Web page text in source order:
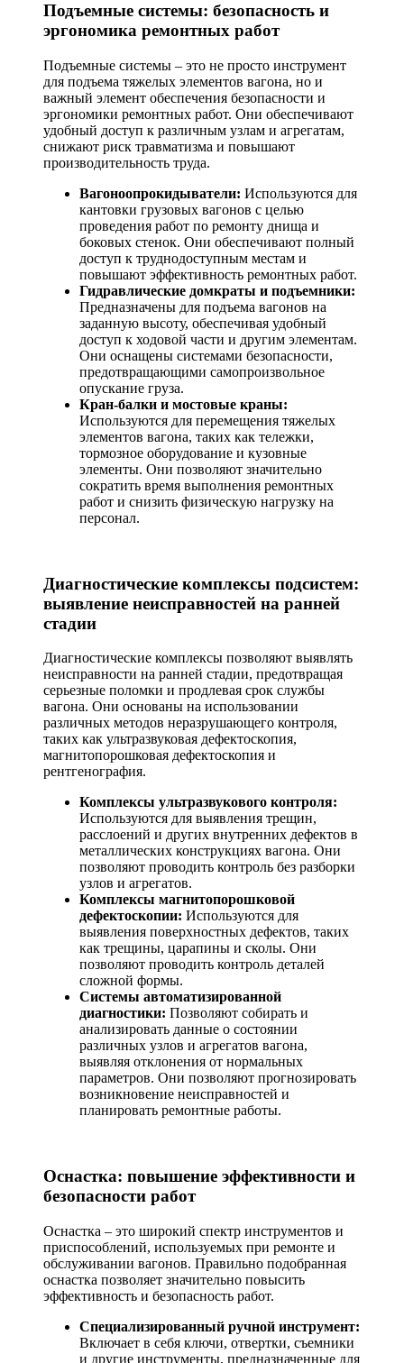
Подъемные системы: безопасность и
эргономика ремонтных работ
Подъемные системы – это не просто инструмент
для подъема тяжелых элементов вагона, но и
важный элемент обеспечения безопасности и
эргономики ремонтных работ. Они обеспечивают
удобный доступ к различным узлам и агрегатам,
снижают риск травматизма и повышают
производительность труда.
Вагоноопрокидыватели: Используются для
кантовки грузовых вагонов с целью
проведения работ по ремонту днища и
боковых стенок. Они обеспечивают полный
доступ к труднодоступным местам и
повышают эффективность ремонтных работ.
Гидравлические домкраты и подъемники:
Предназначены для подъема вагонов на
заданную высоту, обеспечивая удобный
доступ к ходовой части и другим элементам.
Они оснащены системами безопасности,
предотвращающими самопроизвольное
опускание груза.
Кран-балки и мостовые краны:
Используются для перемещения тяжелых
элементов вагона, таких как тележки,
тормозное оборудование и кузовные
элементы. Они позволяют значительно
сократить время выполнения ремонтных
работ и снизить физическую нагрузку на
персонал.
Диагностические комплексы подсистем:
выявление неисправностей на ранней
стадии
Диагностические комплексы позволяют выявлять
неисправности на ранней стадии, предотвращая
серьезные поломки и продлевая срок службы
вагона. Они основаны на использовании
различных методов неразрушающего контроля,
таких как ультразвуковая дефектоскопия,
магнитопорошковая дефектоскопия и
рентгенография.
Комплексы ультразвукового контроля:
Используются для выявления трещин,
расслоений и других внутренних дефектов в
металлических конструкциях вагона. Они
позволяют проводить контроль без разборки
узлов и агрегатов.
Комплексы магнитопорошковой
дефектоскопии: Используются для
выявления поверхностных дефектов, таких
как трещины, царапины и сколы. Они
позволяют проводить контроль деталей
сложной формы.
Системы автоматизированной
диагностики: Позволяют собирать и
анализировать данные о состоянии
различных узлов и агрегатов вагона,
выявляя отклонения от нормальных
параметров. Они позволяют прогнозировать
возникновение неисправностей и
планировать ремонтные работы.
Оснастка: повышение эффективности и
безопасности работ
Оснастка – это широкий спектр инструментов и
приспособлений, используемых при ремонте и
обслуживании вагонов. Правильно подобранная
оснастка позволяет значительно повысить
эффективность и безопасность работ.
Специализированный ручной инструмент:
Включает в себя ключи, отвертки, съемники
и другие инструменты, предназначенные для